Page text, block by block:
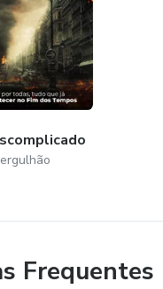
Frequentes